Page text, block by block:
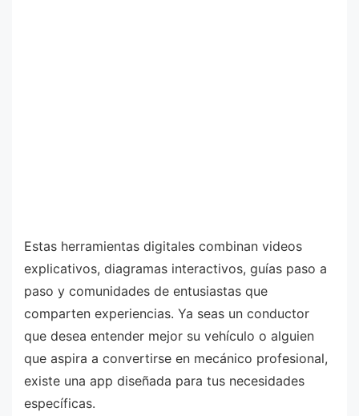
Estas herramientas digitales combinan videos
explicativos, diagramas interactivos, guías paso a
paso y comunidades de entusiastas que
comparten experiencias. Ya seas un conductor
que desea entender mejor su vehículo o alguien
que aspira a convertirse en mecánico profesional,
existe una app diseñada para tus necesidades
específicas.